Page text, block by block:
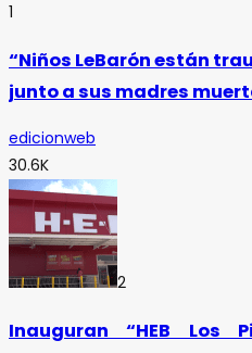
1
“Niños LeBarón están
junto a sus madres
edicionweb
30.6K
2
Inauguran “HEB Los